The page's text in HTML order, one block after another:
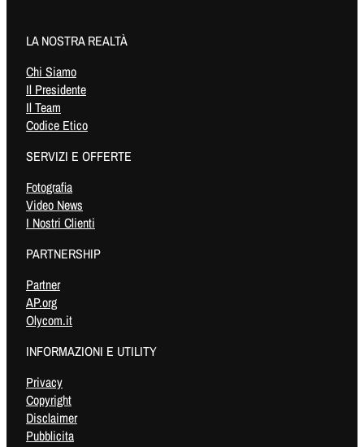
LA NOSTRA REALTÀ
Chi Siamo
Il Presidente
Il Team
Codice Etico
SERVIZI E OFFERTE
Fotografia
Video News
I Nostri Clienti
PARTNERSHIP
Partner
AP.org
Olycom.it
INFORMAZIONI E UTILITY
Privacy
Copyright
Disclaimer
Pubblicita